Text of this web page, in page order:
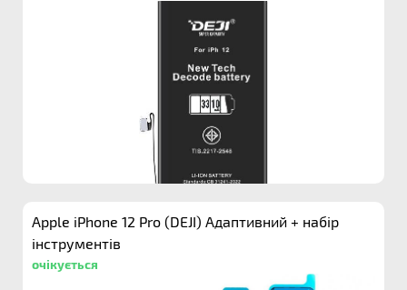
Apple iPhone 12 Pro (DEJI) Адаптивний + набір
інструментів
очікується